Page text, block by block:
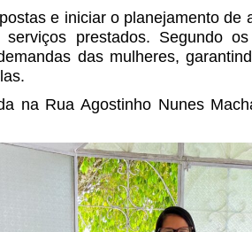
e iniciar o planejamento de
prestados. Segundo
das mulheres,
na Rua Agostinho Nunes